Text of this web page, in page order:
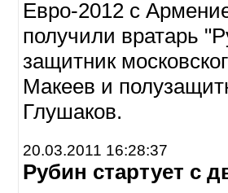
Евро-2012 с
получили вратарь
защитник
Макеев и
Глушаков.
20.03.2011 16:28:37
Рубин стартует с